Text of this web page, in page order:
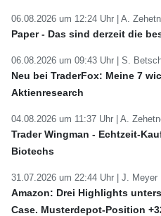
06.08.2026 um 12:24 Uhr | A.
Paper - Das sind derzeit die
06.08.2026 um 09:43 Uhr | S.
Neu bei TraderFox: Meine 7
Aktienresearch
04.08.2026 um 11:37 Uhr | A.
Trader Wingman - Echtzeit-
Biotechs
31.07.2026 um 22:44 Uhr | J. Meyer
Amazon: Drei Highlights
Case. Musterdepot-Position